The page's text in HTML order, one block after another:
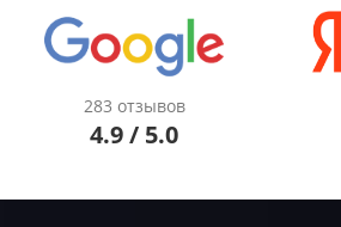
283 отзывов
4.9 / 5.0